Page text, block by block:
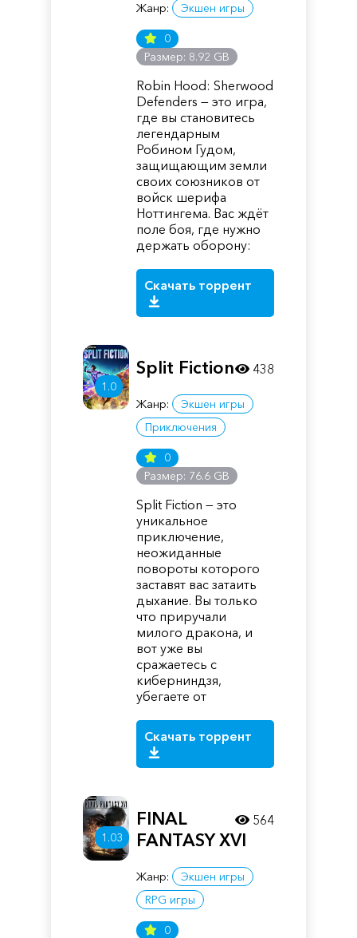
Жанр: Экшен игры
0
Размер: 8.92 GB
Robin Hood: Sherwood
Defenders — это игра,
где вы становитесь
легендарным
Робином Гудом,
защищающим земли
своих союзников от
войск шерифа
Ноттингема. Вас ждёт
поле боя, где нужно
держать оборону:
Скачать торрент
1.0
Split Fiction
Жанр:
Экшен игры
Приключения
0
Размер: 76.6 GB
Split Fiction — это
уникальное
приключение,
неожиданные
повороты которого
заставят вас затаить
дыхание. Вы только
что приручали
милого дракона, и
вот уже вы
сражаетесь с
киберниндзя,
убегаете от
Скачать торрент
438
1.03
FINAL
FANTASY XVI
Жанр:
Экшен игры
RPG игры
0
564